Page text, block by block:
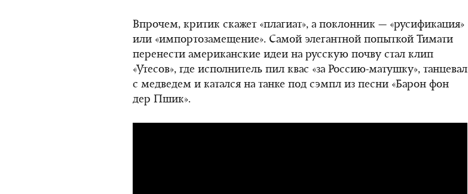
Впрочем, критик скажет «плагиат», а поклонник — «русификация»
или «импортозамещение». Самой элегантной попыткой Тимати
перенести американские идеи на русскую почву стал клип
«Утесов», где исполнитель пил квас «за Россию-матушку», танцевал
с медведем и катался на танке под сэмпл из песни «Барон фон
дер Пшик».